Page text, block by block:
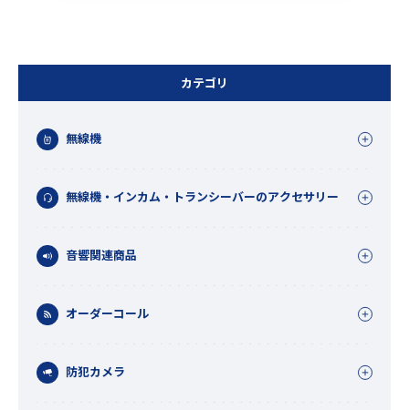
カテゴリ
無線機
無線機・インカム・トランシーバーのアクセサリー
音響関連商品
オーダーコール
防犯カメラ